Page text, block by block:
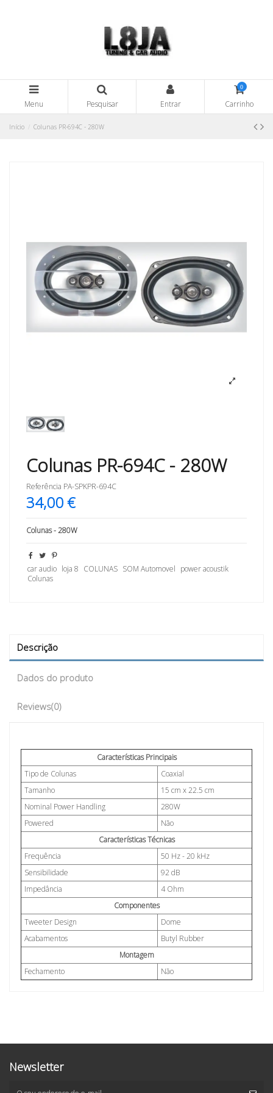
Menu Pesquisar Entrar
0
Carrinho
Início Colunas PR-694C - 280W
Colunas PR-694C - 280W
Referência PA-SPKPR-694C
34,00 €
Colunas - 280W
car audio loja 8 COLUNAS SOM Automovel power acoustik
Colunas
Descrição
Dados do produto
Reviews(0)
Características Principais
Tipo de Colunas
Coaxial
Tamanho
15 cm x 22.5 cm
Nominal Power Handling
280W
Powered
Não
Características Técnicas
Frequência
50 Hz - 20 kHz
Sensibilidade
92 dB
Impedância
4 Ohm
Componentes
Tweeter Design
Dome
Acabamentos
Butyl Rubber
Montagem
Fechamento
Não
Newsletter